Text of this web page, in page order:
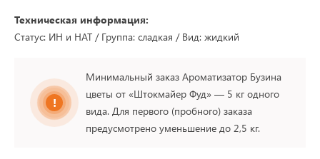
Техническая информация:
Статус: ИН и НАТ / Группа: сладкая / Вид: жидкий
Минимальный заказ Ароматизатор Бузина
цветы от «Штокмайер Фуд» — 5 кг одного
вида. Для первого (пробного) заказа
предусмотрено уменьшение до 2,5 кг.